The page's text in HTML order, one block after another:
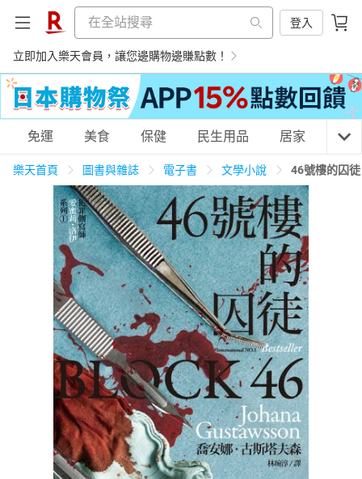
登入
立即加入樂天會員，讓您邊購物邊賺點數！
購物網分類
天天免運 美食蛋糕 養生保健 民生用品
居家生活 3C家電 運動休閒 親子玩具
女裝 男裝 化妝保養 情趣用品
日本購物 電子/紙本書
HOT
免運 美食 保健 民生用品 居家 3C
樂天首頁 圖書與雜誌 電子書 文學小說 46號樓的囚